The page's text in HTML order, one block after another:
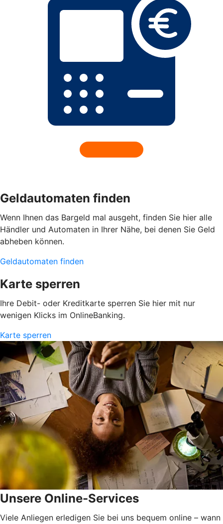
Geldautomaten finden
Wenn Ihnen das Bargeld mal ausgeht, finden Sie hier alle
Händler und Automaten in Ihrer Nähe, bei denen Sie Geld
abheben können.
Geldautomaten finden
Karte sperren
Ihre Debit- oder Kreditkarte sperren Sie hier mit nur
wenigen Klicks im OnlineBanking.
Karte sperren
Unsere Online-Services
Viele Anliegen erledigen Sie bei uns bequem online – wann